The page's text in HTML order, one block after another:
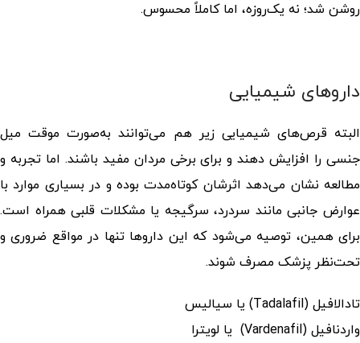
روشن شد؛ نه یک‌روزه، اما کاملاً محسوس.
داروهای شیمیایی
البته قرص‌های شیمیایی زیر هم می‌توانند به‌صورت موقت میل
جنسی را افزایش دهند و برای برخی مردان مفید باشند. اما تجربه و
مطالعه نشان می‌دهد اثرشان کوتاه‌مدت بوده و در بسیاری موارد با
عوارض جانبی مانند سردرد، سرگیجه یا مشکلات قلبی همراه است.
برای همین، توصیه می‌شود که این داروها تنها در مواقع ضروری و
تحت‌نظر پزشک مصرف شوند.
تادالافیل (Tadalafil) یا سیالیس
واردنافیل (Vardenafil) یا لویترا